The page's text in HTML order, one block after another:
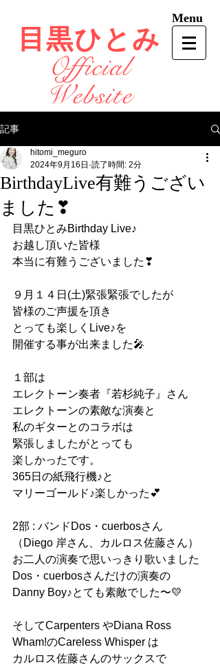
Menu
目黒ひとみ
Official
Website
記事
BirthdayLive有難うござい
ました❣
hitomi_meguro
2024年9月16日 読了時間: 2分
目黒ひとみBirthday Live♪
お越し頂いた皆様
本当に有難うございました❣
９月１４日(土)緊張緊張でしたが
皆様のご声援を頂き
とっても楽しくLive♪を
開催する事が出来ました🎤
１部は
エレクトーン奏者『若杉純子』さん
エレクトーンの素敵な演奏と
私のギターとのコラボは
緊張しましたがとっても
楽しかったです。
365日の紙飛行機♪と
マリーゴールド♪楽しかった💕
2部 : バンドDos・cuerbosさん
（Diego 岸さん、カルロス佐藤さん）
お二人の演奏で思いっきり歌いました
Dos・cuerbosさんだけの演奏の
Danny Boy♪とても素敵でした〜💛
そしてCarpenters やDiana Ross
Wham!のCareless Whisper は
カルロス佐藤さんのサックスで